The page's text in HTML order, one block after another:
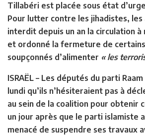
Tillabéri est placée sous état
Pour lutter contre les jihadistes,
interdit depuis un an la circulation
et ordonné la fermeture de
soupçonnés d’alimenter « les
ISRAËL – Les députés du parti
lundi qu’ils n’hésiteraient pas à
au sein de la coalition pour obtenir
un jour après que le parti islamiste
menacé de suspendre ses travaux